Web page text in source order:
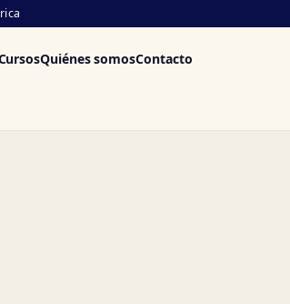
Quiénes somosContacto